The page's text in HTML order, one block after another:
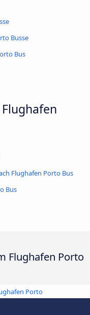
Busse
Bus
Flughafen Porto Bus
Bus
Flughafen Porto
Porto